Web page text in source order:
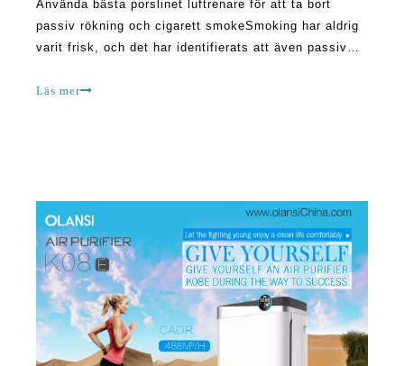
rökning påverkar oss på många sätt. Även med denna
kunskap, det finns väldigt många rökare i världen
idag, och tobaksindustrin är fortfarande perf
Läs mer